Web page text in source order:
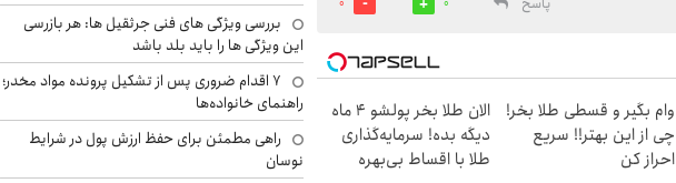
وام بگیر و قسطی طلا بخر!
چی از این بهتر!! سریع
احراز کن
الان طلا بخر پولشو 4 ماه
دیگه بده! سرمایه‌گذاری
طلا با اقساط بی‌بهره
بررسی ویژگی های فنی جرثقیل ها: هر بازرسی
این ویژگی ها را باید بلد باشد
۷ اقدام ضروری پس از تشکیل پرونده مواد مخدر؛
راهنمای خانواده‌ها
راهی مطمئن برای حفظ ارزش پول در شرایط
نوسان